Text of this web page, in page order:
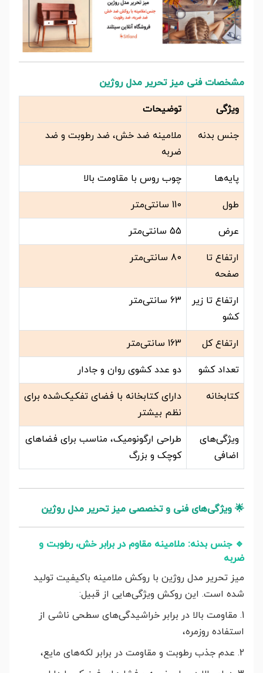
مشخصات فنی میز تحریر مدل روژین
ویژگی توضیحات
جنس بدنه
ملامینه ضد خش، ضد رطوبت و ضد
ضربه
پایه‌ها چوب روس با مقاومت بالا
طول 110 سانتی‌متر
عرض 55 سانتی‌متر
ارتفاع تا
صفحه
80 سانتی‌متر
ارتفاع تا زیر
کشو
63 سانتی‌متر
ارتفاع کل 163 سانتی‌متر
تعداد کشو دو عدد کشوی روان و جادار
کتابخانه
دارای کتابخانه با فضای تفکیک‌شده برای
نظم بیشتر
ویژگی‌های
اضافی
طراحی ارگونومیک، مناسب برای فضاهای
کوچک و بزرگ
🌟 ویژگی‌های فنی و تخصصی میز تحریر مدل روژین
🔹 جنس بدنه: ملامینه مقاوم در برابر خش، رطوبت و
ضربه
میز تحریر مدل روژین با روکش ملامینه باکیفیت تولید
شده است. این روکش ویژگی‌هایی از قبیل:
1. مقاومت بالا در برابر خراشیدگی‌های سطحی ناشی از
استفاده روزمره،
2. عدم جذب رطوبت و مقاومت در برابر لکه‌های مایع،